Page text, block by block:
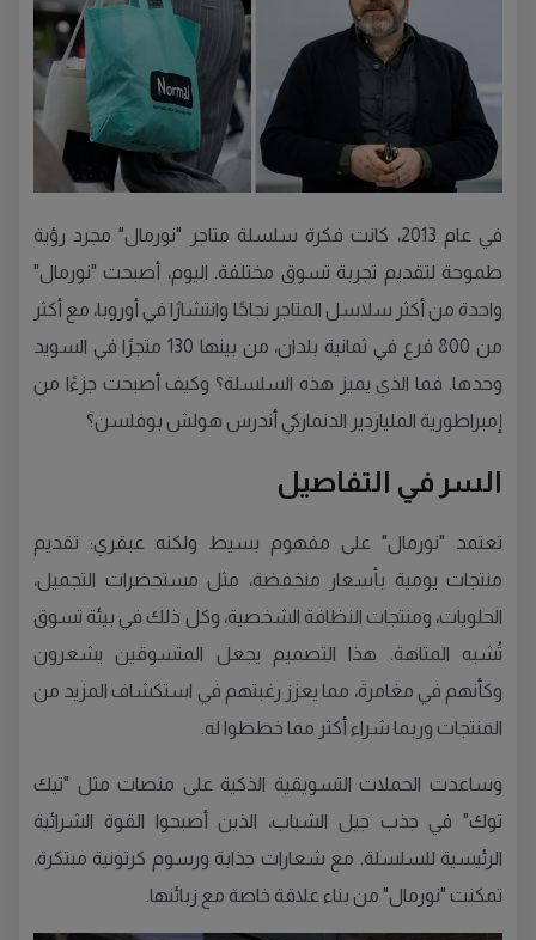
في عام 2013، كانت فكرة سلسلة متاجر "نورمال" مجرد رؤية
طموحة لتقديم تجربة تسوق مختلفة. اليوم، أصبحت "نورمال"
واحدة من أكثر سلاسل المتاجر نجاحًا وانتشارًا في أوروبا، مع أكثر
من 800 فرع في ثمانية بلدان، من بينها 130 متجرًا في السويد
وحدها. فما الذي يميز هذه السلسلة؟ وكيف أصبحت جزءًا من
إمبراطورية الملياردير الدنماركي أندرس هولش بوفلسن؟
السر في التفاصيل
تعتمد "نورمال" على مفهوم بسيط ولكنه عبقري: تقديم
منتجات يومية بأسعار منخفضة، مثل مستحضرات التجميل،
الحلويات، ومنتجات النظافة الشخصية، وكل ذلك في بيئة تسوق
تُشبه المتاهة. هذا التصميم يجعل المتسوقين يشعرون
وكأنهم في مغامرة، مما يعزز رغبتهم في استكشاف المزيد من
المنتجات وربما شراء أكثر مما خططوا له.
وساعدت الحملات التسويقية الذكية على منصات مثل "تيك
توك" في جذب جيل الشباب، الذين أصبحوا القوة الشرائية
الرئيسية للسلسلة. مع شعارات جذابة ورسوم كرتونية مبتكرة،
تمكنت "نورمال" من بناء علاقة خاصة مع زبائنها.